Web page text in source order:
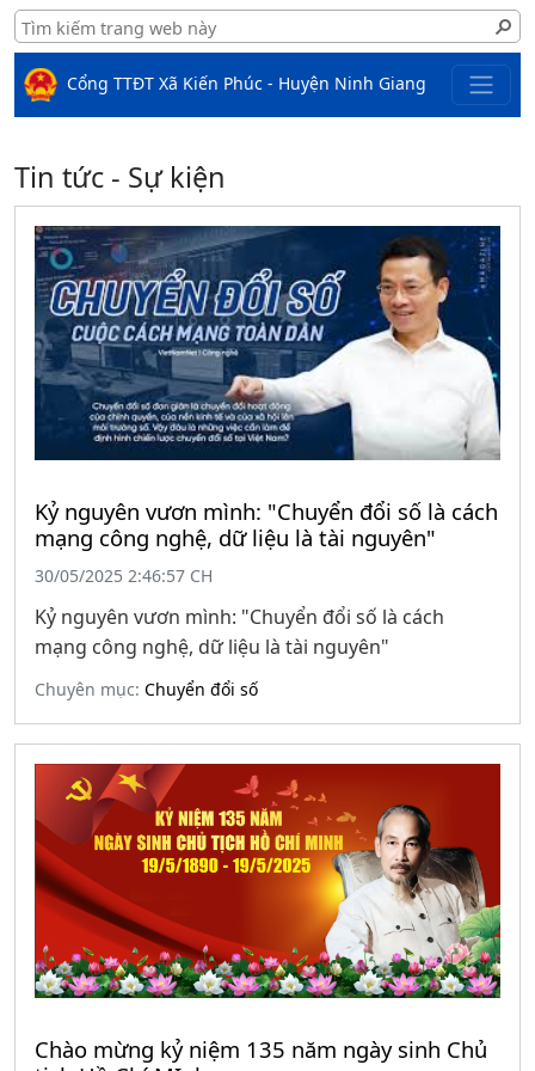
Cổng TTĐT Xã Kiến Phúc - Huyện Ninh Giang
Tin tức - Sự kiện
Kỷ nguyên vươn mình: "Chuyển đổi số là cách
mạng công nghệ, dữ liệu là tài nguyên"
30/05/2025 2:46:57 CH
Kỷ nguyên vươn mình: "Chuyển đổi số là cách
mạng công nghệ, dữ liệu là tài nguyên"
Chuyên mục: Chuyển đổi số
Chào mừng kỷ niệm 135 năm ngày sinh Chủ